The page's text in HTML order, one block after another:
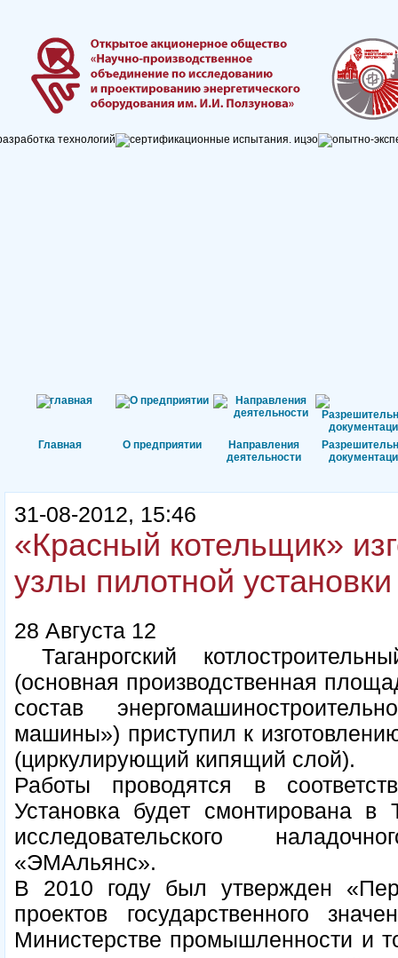
Главная О предприятии
Направления
деятельности
31-08-2012, 15:46
«Красный котельщик»
узлы пилотной
28 Августа 12
Таганрогский
(основная производственная
состав
машины») приступил к
(циркулирующий кипящий слой).
Работы проводятся в
Установка будет смонтирована в
исследовательского
«ЭМАльянс».
В 2010 году был утвержден
проектов государственного
Министерстве промышленности и